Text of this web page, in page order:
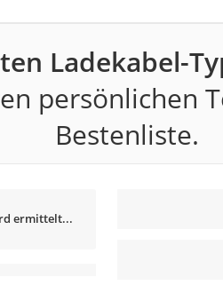
Ladekabel-
persönlichen
Bestenliste.
ermittelt...